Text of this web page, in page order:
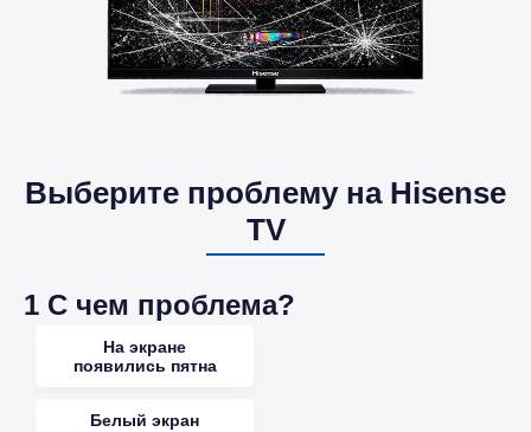
Выберите проблему на Hisense
TV
1 С чем проблема?
На экране
появились пятна
Белый экран